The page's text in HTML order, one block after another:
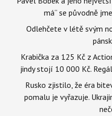
má“ se původně
Odlehčete v létě svým
Krabička za 125 Kč z
jindy stojí 10 000 Kč.
Rusko zjistilo, že éra
pomalu je vyřazuje.